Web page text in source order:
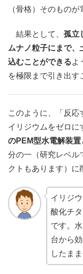
（骨格）そのもの
結果として、 孤立
ムナノ粒子にまで、
込むことができるよ
を極限まで引き出す
このように、「反
イリジウムをゼロに
のPEM型水電解装
分の一（研究レベル
クトもあります）に
イリジ
酸化チ
です。
台から
したま